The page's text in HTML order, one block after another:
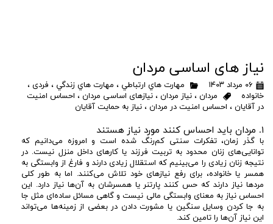
نیاز های اساسی مردان
۰۶ مرداد ۱۴۰۳ مهارت هاي ارتباطي ، مهارت هاي زندگي ، فردی ،
خانواده
مردان ، نیاز مردان ، نیازهای اساسی مردان ، احساس امنیت
در آقایان ، احساس امنیت در مردان ، نیاز به حمایت آقایان
۱. مردان باید احساس کنند مورد نیاز هستند
با گذر زمان، تفکرات سنتی کم‌رنگ شده‌ است و امروزه می‌دانیم که
توانایی‌های زنان محدود به تربیت فرزند یا کارهای داخل منزل نیست. در
نتیجه زنان زیادی را می‌بینیم که استقلال زیادی دارند و فارغ از وابستگی به
همسر یا خانواده، برای رفع نیازهای خود تلاش می‌کنند. اما به طور کلی
مردها نیاز دارند که حس کنند پارتنر یا همسرشان به آن‌ها نیاز دارد. این
احساس نیاز به معنای وابستگی مالی نیست و گاهی مسائل ساده‌ای مثل جا
به جا کردن وسایل سنگین یا مشورت دادن در بعضی از زمینه‌ها می‌تواند
این نیاز آن‌ها را تامین کند.